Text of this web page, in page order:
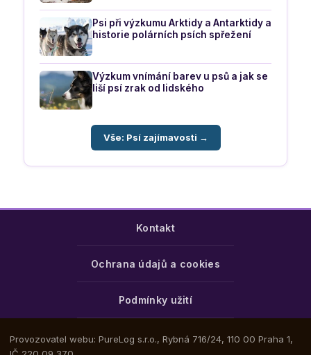
Psi při výzkumu Arktidy a Antarktidy a
historie polárních psích spřežení
Výzkum vnímání barev u psů a jak se
liší psí zrak od lidského
Vše: Psí zajímavosti →
Kontakt
Ochrana údajů a cookies
Podmínky užití
Provozovatel webu: PureLog s.r.o., Rybná 716/24, 110 00 Praha 1,